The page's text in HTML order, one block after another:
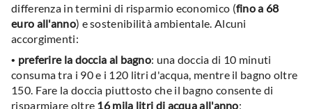
differenza in termini di risparmio economico (fino a 68
euro all'anno) e sostenibilità ambientale. Alcuni
accorgimenti:
• preferire la doccia al bagno: una doccia di 10 minuti
consuma tra i 90 e i 120 litri d'acqua, mentre il bagno oltre
150. Fare la doccia piuttosto che il bagno consente di
risparmiare oltre 16 mila litri di acqua all'anno;